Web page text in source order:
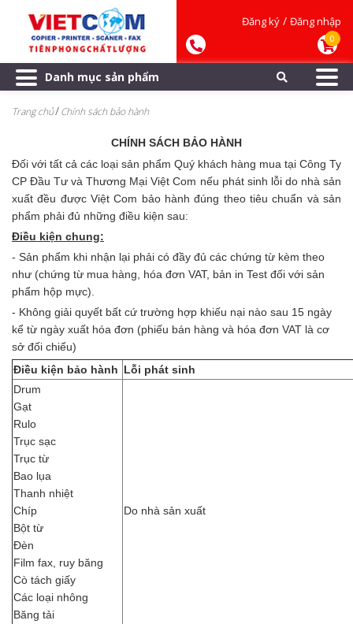
Đăng ký / Đăng nhập
0
Danh mục sản phẩm
Trang chủ Chính sách bảo hành
CHÍNH SÁCH BẢO HÀNH
Đối với tất cả các loại sản phẩm Quý khách hàng mua tại Công Ty
CP Đầu Tư và Thương Mại Việt Com nếu phát sinh lỗi do nhà sản
xuất đều được Việt Com bảo hành đúng theo tiêu chuẩn và sản
phẩm phải đủ những điều kiện sau:
Điều kiện chung:
- Sản phẩm khi nhận lại phải có đầy đủ các chứng từ kèm theo
như (chứng từ mua hàng, hóa đơn VAT, bản in Test đối với sản
phẩm hộp mực).
- Không giải quyết bất cứ trường hợp khiếu nại nào sau 15 ngày
kể từ ngày xuất hóa đơn (phiếu bán hàng và hóa đơn VAT là cơ
sở đối chiếu)
Điều kiện bảo hành Lỗi phát sinh
Drum
Gạt
Rulo
Trục sạc
Trục từ
Bao lụa
Thanh nhiệt
Chíp
Bột từ
Đèn
Film fax, ruy băng
Cò tách giấy
Các loại nhông
Băng tải
Do nhà sản xuất